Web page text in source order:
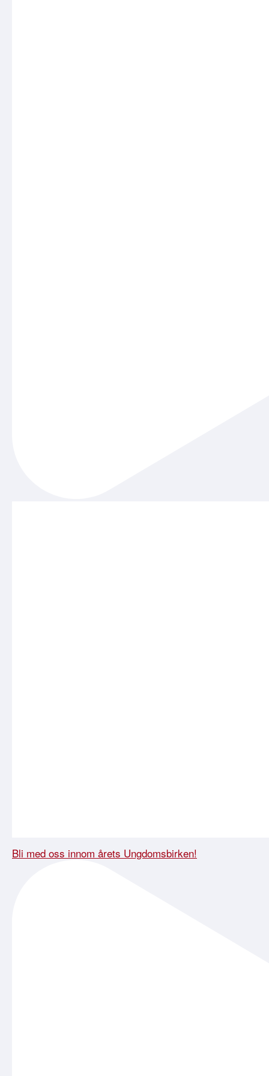
Bli med oss innom årets Ungdomsbirken!